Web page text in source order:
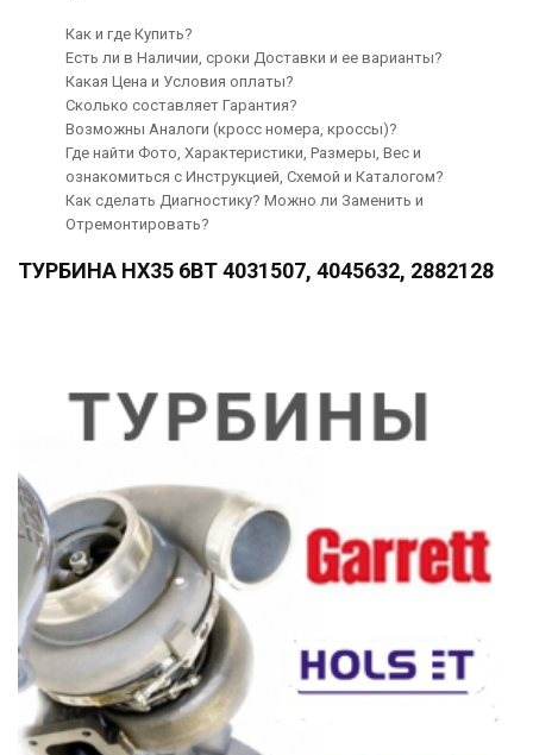
Как и где Купить?
Есть ли в Наличии, сроки Доставки и ее варианты?
Какая Цена и Условия оплаты?
Сколько составляет Гарантия?
Возможны Аналоги (кросс номера, кроссы)?
Где найти Фото, Характеристики, Размеры, Вес и
ознакомиться с Инструкцией, Схемой и Каталогом?
Как сделать Диагностику? Можно ли Заменить и
Отремонтировать?
ТУРБИНА HX35 6BT 4031507, 4045632, 2882128